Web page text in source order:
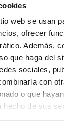
web se usan
ofrecer
Además,
que haga del
sociales,
con
o que
hecho de sus